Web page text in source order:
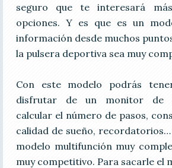
seguro que te interesará
opciones. Y es que es un
información desde muchos
la pulsera deportiva sea muy
Con este modelo podrás
disfrutar de un monitor de
calcular el número de pasos,
calidad de sueño, recordatorios…
modelo multifunción muy
muy competitivo. Para sacarle el